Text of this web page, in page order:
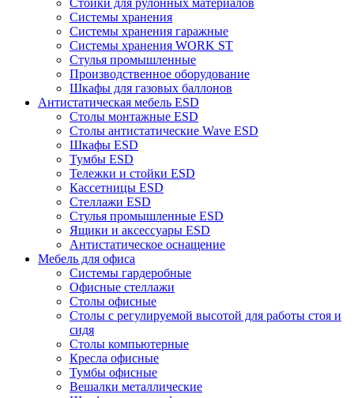
Системы хранения
Системы хранения гаражные
Системы хранения WORK ST
Стулья промышленные
Производственное оборудование
Шкафы для газовых баллонов
Антистатическая мебель ESD
Столы монтажные ESD
Столы антистатические Wave ESD
Шкафы ESD
Тумбы ESD
Тележки и стойки ESD
Кассетницы ESD
Стеллажи ESD
Стулья промышленные ESD
Ящики и аксессуары ESD
Антистатическое оснащение
Мебель для офиса
Системы гардеробные
Офисные стеллажи
Столы офисные
Столы с регулируемой высотой для работы стоя и
сидя
Столы компьютерные
Кресла офисные
Тумбы офисные
Вешалки металлические